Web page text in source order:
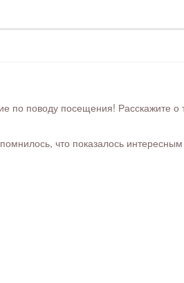
поводу посещения! Расскажите о
что показалось